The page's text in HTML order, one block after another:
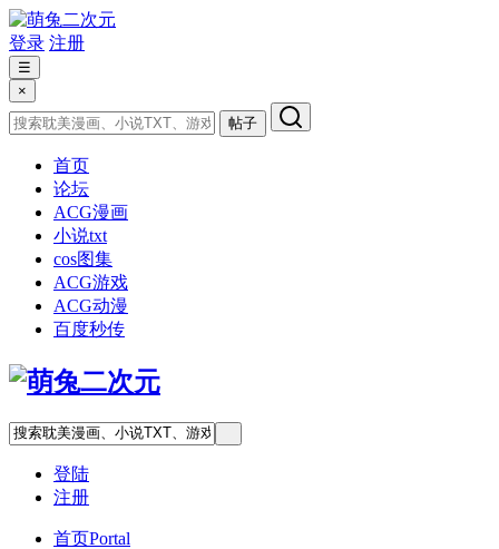
登录 注册
☰
×
帖子
首页
论坛
ACG漫画
小说txt
cos图集
ACG游戏
ACG动漫
百度秒传
登陆
注册
首页Portal